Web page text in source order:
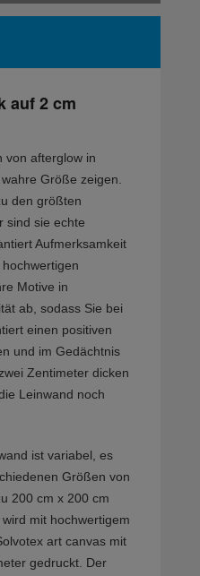
auf 2 cm
von afterglow in
Größe zeigen.
den größten
sind sie echte
Aufmerksamkeit
Motive in
ab, sodass Sie bei
einen positiven
und im Gedächtnis
Zentimeter dicken
Leinwand noch
ist variabel, es
Größen von
200 cm x 200 cm
mit hochwertigem
art canvas mit
gedruckt. Der